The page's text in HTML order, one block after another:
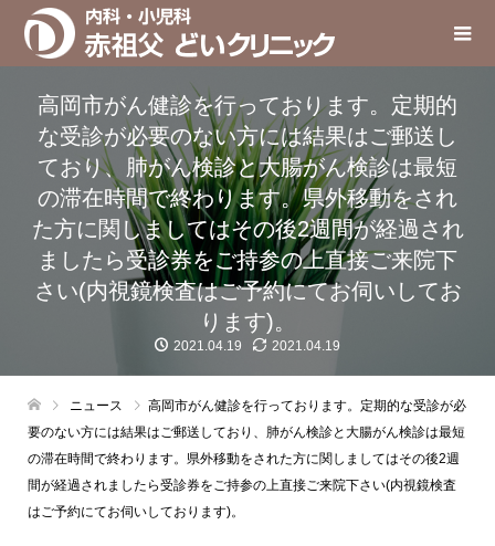
高岡市がん健診を行っております。定期的
な受診が必要のない方には結果はご郵送し
ており、肺がん検診と大腸がん検診は最短
の滞在時間で終わります。県外移動をされ
た方に関しましてはその後2週間が経過され
ましたら受診券をご持参の上直接ご来院下
さい(内視鏡検査はご予約にてお伺いしてお
ります)。
2021.04.19 2021.04.19
ニュース
高岡市がん健診を行っております。定期的な受診が必
要のない方には結果はご郵送しており、肺がん検診と大腸がん検診は最短
の滞在時間で終わります。県外移動をされた方に関しましてはその後2週
間が経過されましたら受診券をご持参の上直接ご来院下さい(内視鏡検査
はご予約にてお伺いしております)。